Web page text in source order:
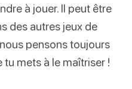
à jouer. Il peut être
des autres jeux de
pensons toujours
tu mets à le maîtriser !